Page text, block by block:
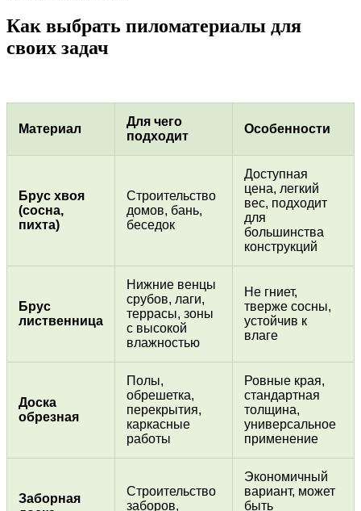
Как выбрать пиломатериалы для
своих задач
Материал
Для чего
подходит
Особенности
Брус хвоя
(сосна,
пихта)
Строительство
домов, бань,
беседок
Доступная
цена, легкий
вес, подходит
для
большинства
конструкций
Брус
лиственница
Нижние венцы
срубов, лаги,
террасы, зоны
с высокой
влажностью
Не гниет,
тверже сосны,
устойчив к
влаге
Доска
обрезная
Полы,
обрешетка,
перекрытия,
каркасные
работы
Ровные края,
стандартная
толщина,
универсальное
применение
Заборная
Строительство
заборов,
Экономичный
вариант, может
быть